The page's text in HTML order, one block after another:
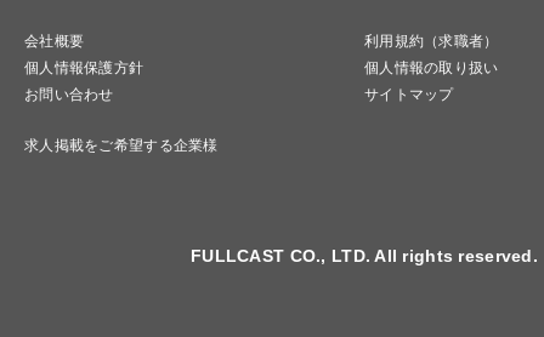
会社概要
利用規約（求職者）
個人情報保護方針
個人情報の取り扱い
お問い合わせ
サイトマップ
求人掲載をご希望する企業様
FULLCAST CO., LTD. All rights reserved.